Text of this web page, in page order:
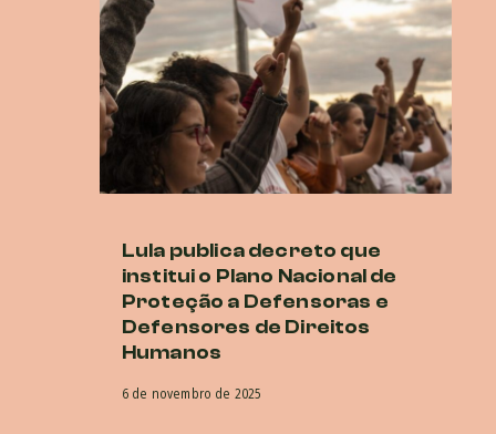
Lula publica decreto que
institui o Plano Nacional de
Proteção a Defensoras e
Defensores de Direitos
Humanos
6 de novembro de 2025